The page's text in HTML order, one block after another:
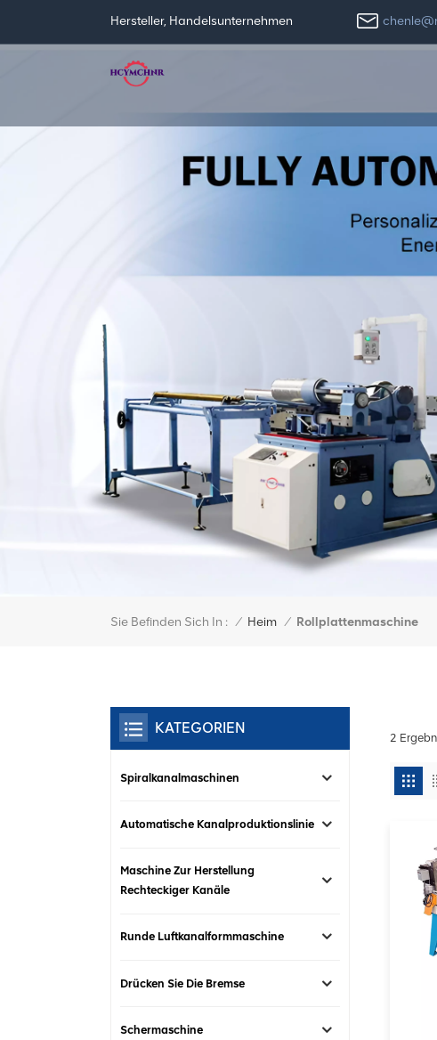
Hersteller, Handelsunternehmen
Sie Befinden Sich In : / Heim / Rollplattenmaschine
2
KATEGORIEN
Spiralkanalmaschinen
Automatische Kanalproduktionslinie
Maschine Zur Herstellung
Rechteckiger Kanäle
Runde Luftkanalformmaschine
Drücken Sie Die Bremse
Schermaschine